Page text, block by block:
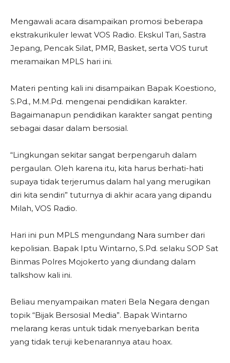
Mengawali acara disampaikan promosi beberapa
ekstrakurikuler lewat VOS Radio. Ekskul Tari, Sastra
Jepang, Pencak Silat, PMR, Basket, serta VOS turut
meramaikan MPLS hari ini.
Materi penting kali ini disampaikan Bapak Koestiono,
S.Pd., M.M.Pd. mengenai pendidikan karakter.
Bagaimanapun pendidikan karakter sangat penting
sebagai dasar dalam bersosial.
“Lingkungan sekitar sangat berpengaruh dalam
pergaulan. Oleh karena itu, kita harus berhati-hati
supaya tidak terjerumus dalam hal yang merugikan
diri kita sendiri” tuturnya di akhir acara yang dipandu
Milah, VOS Radio.
Hari ini pun MPLS mengundang Nara sumber dari
kepolisian. Bapak Iptu Wintarno, S.Pd. selaku SOP Sat
Binmas Polres Mojokerto yang diundang dalam
talkshow kali ini.
Beliau menyampaikan materi Bela Negara dengan
topik “Bijak Bersosial Media”. Bapak Wintarno
melarang keras untuk tidak menyebarkan berita
yang tidak teruji kebenarannya atau hoax.